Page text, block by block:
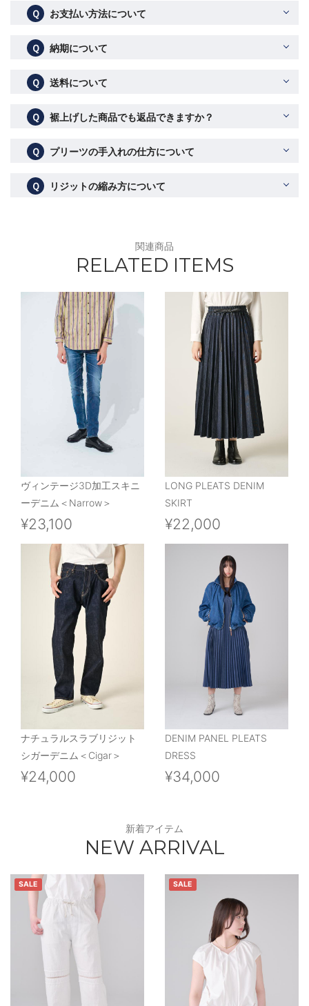
Ｑ お支払い方法について
Ｑ 納期について
Ｑ 送料について
Ｑ 裾上げした商品でも返品できますか？
Ｑ プリーツの手入れの仕方について
Ｑ リジットの縮み方について
関連商品
RELATED ITEMS
ヴィンテージ3D加工スキニ
ーデニム＜Narrow＞
¥23,100
LONG PLEATS DENIM
SKIRT
¥22,000
ナチュラルスラブリジット
シガーデニム＜Cigar＞
¥24,000
DENIM PANEL PLEATS
DRESS
¥34,000
新着アイテム
NEW ARRIVAL
SALE SALE